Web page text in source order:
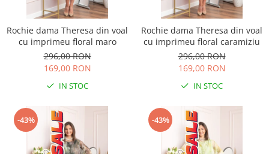
Rochie dama Theresa din voal
cu imprimeu floral maro
296,00 RON
169,00 RON
IN STOC
Rochie dama Theresa din voal
cu imprimeu floral caramiziu
296,00 RON
169,00 RON
IN STOC
-43% -43%